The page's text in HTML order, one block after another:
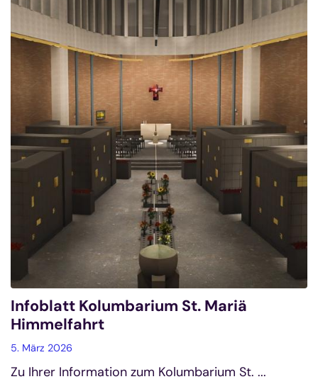
Infoblatt Kolumbarium St. Mariä
Himmelfahrt
5. März 2026
Zu Ihrer Information zum Kolumbarium St. ...